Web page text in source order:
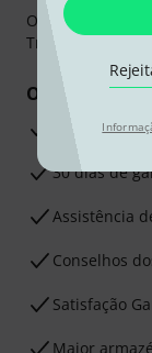
O pagamento
Transferência
Os seus
Garantia
30 dias de
Assistência
Conselhos
Satisfação
Maior